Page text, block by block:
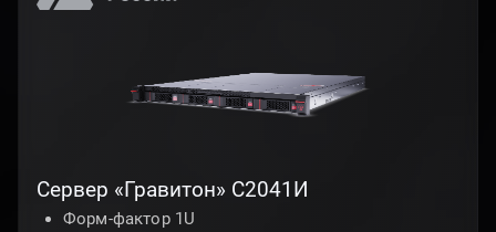
Сервер «Гравитон» С2041И
Форм-фактор 1U